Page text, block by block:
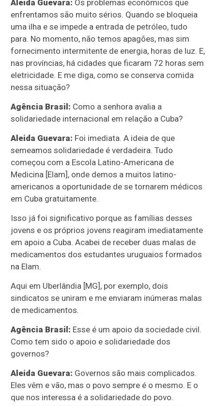
Aleida Guevara: Os problemas econômicos que
enfrentamos são muito sérios. Quando se bloqueia
uma ilha e se impede a entrada de petróleo, tudo
para. No momento, não temos apagões, mas sim
fornecimento intermitente de energia, horas de luz. E,
nas províncias, há cidades que ficaram 72 horas sem
eletricidade. E me diga, como se conserva comida
nessa situação?
Agência Brasil: Como a senhora avalia a
solidariedade internacional em relação a Cuba?
Aleida Guevara: Foi imediata. A ideia de que
semeamos solidariedade é verdadeira. Tudo
começou com a Escola Latino-Americana de
Medicina [Elam], onde demos a muitos latino-
americanos a oportunidade de se tornarem médicos
em Cuba gratuitamente.
Isso já foi significativo porque as famílias desses
jovens e os próprios jovens reagiram imediatamente
em apoio a Cuba. Acabei de receber duas malas de
medicamentos dos estudantes uruguaios formados
na Elam.
Aqui em Uberlândia [MG], por exemplo, dois
sindicatos se uniram e me enviaram inúmeras malas
de medicamentos.
Agência Brasil: Esse é um apoio da sociedade civil.
Como tem sido o apoio e solidariedade dos
governos?
Aleida Guevara: Governos são mais complicados.
Eles vêm e vão, mas o povo sempre é o mesmo. E o
que nos interessa é a solidariedade do povo.